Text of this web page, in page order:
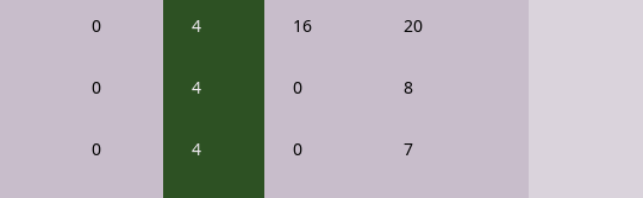
0 4 16 20
0 4 0 8
0 4 0 7